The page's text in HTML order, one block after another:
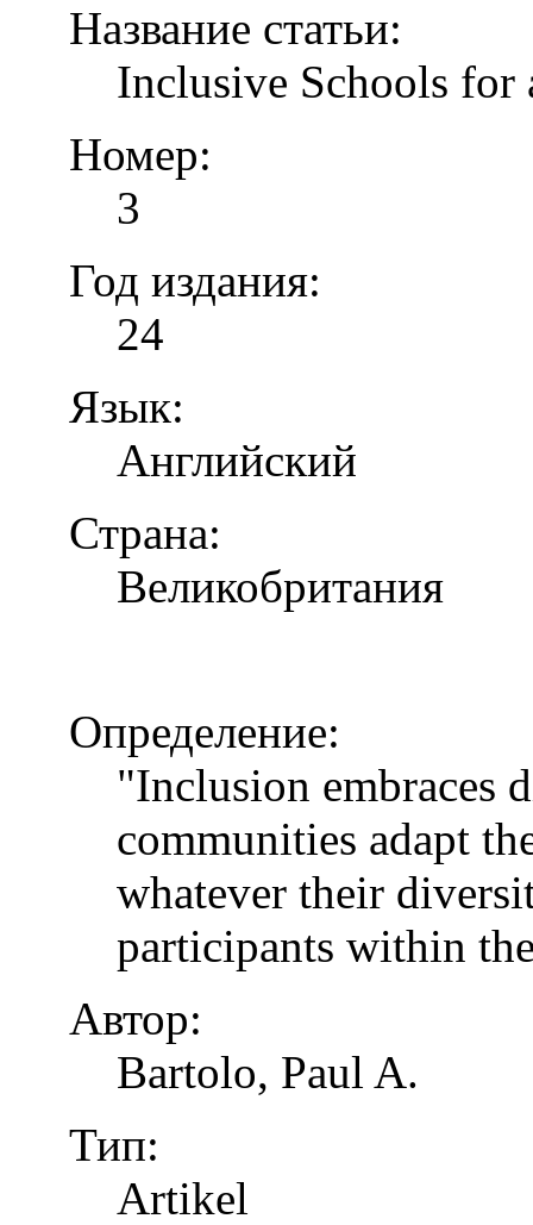
Название статьи:
Inclusive Schools for
Номер:
3
Год издания:
24
Язык:
Английский
Страна:
Великобритания
Определение:
"Inclusion embraces
communities adapt
whatever their
participants within
Автор:
Bartolo, Paul A.
Тип:
Artikel